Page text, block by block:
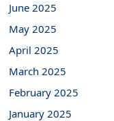
June 2025
May 2025
April 2025
March 2025
February 2025
January 2025